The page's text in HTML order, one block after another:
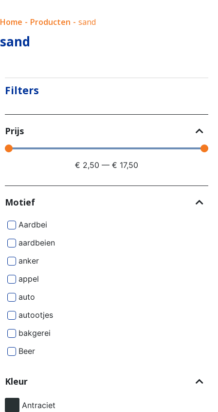
Home - Producten - sand
sand
Filters
Prijs
€ 2,50 — € 17,50
Motief
Aardbei
aardbeien
anker
appel
auto
autootjes
bakgerei
Beer
besjes
bier
Kleur
Antraciet